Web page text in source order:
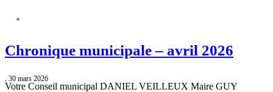
Chronique municipale – avril 2026
, 30 mars 2026
Votre Conseil municipal DANIEL VEILLEUX Maire GUY